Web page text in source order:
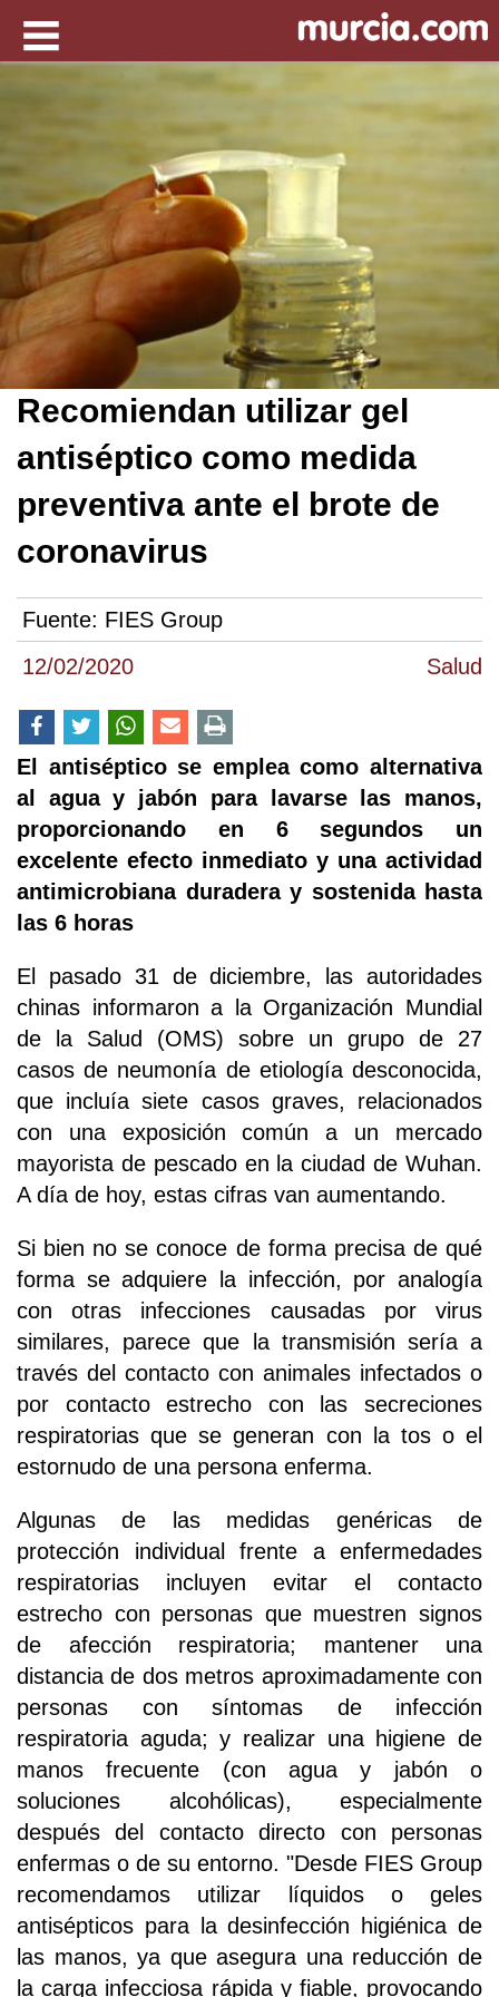
12/02/2020 Salud
Recomiendan utilizar gel
antiséptico como medida
preventiva ante el brote de
coronavirus
Fuente: FIES Group
El antiséptico se emplea como alternativa
al agua y jabón para lavarse las manos,
proporcionando en 6 segundos un
excelente efecto inmediato y una actividad
antimicrobiana duradera y sostenida hasta
las 6 horas
El pasado 31 de diciembre, las autoridades
chinas informaron a la Organización Mundial
de la Salud (OMS) sobre un grupo de 27
casos de neumonía de etiología desconocida,
que incluía siete casos graves, relacionados
con una exposición común a un mercado
mayorista de pescado en la ciudad de Wuhan.
A día de hoy, estas cifras van aumentando.
Si bien no se conoce de forma precisa de qué
forma se adquiere la infección, por analogía
con otras infecciones causadas por virus
similares, parece que la transmisión sería a
través del contacto con animales infectados o
por contacto estrecho con las secreciones
respiratorias que se generan con la tos o el
estornudo de una persona enferma.
Algunas de las medidas genéricas de
protección individual frente a enfermedades
respiratorias incluyen evitar el contacto
estrecho con personas que muestren signos
de afección respiratoria; mantener una
distancia de dos metros aproximadamente con
personas con síntomas de infección
respiratoria aguda; y realizar una higiene de
manos frecuente (con agua y jabón o
soluciones alcohólicas), especialmente
después del contacto directo con personas
enfermas o de su entorno. "Desde FIES Group
recomendamos utilizar líquidos o geles
antisépticos para la desinfección higiénica de
las manos, ya que asegura una reducción de
la carga infecciosa rápida y fiable, provocando